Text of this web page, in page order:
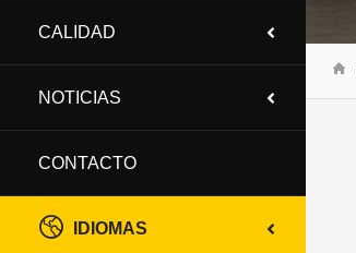
CALIDAD
NOTICIAS
CONTACTO
IDIOMAS